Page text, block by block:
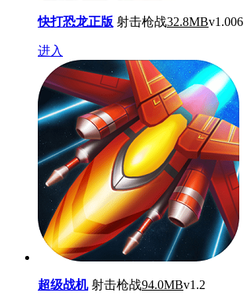
快打恐龙正版 射击枪战32.8MBv1.006
进入
超级战机 射击枪战94.0MBv1.2